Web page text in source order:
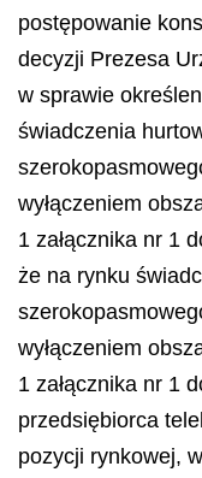
postępowanie
decyzji Prezesa
w sprawie
świadczenia
wyłączeniem
1 załącznika nr 1
że na rynku
wyłączeniem
1 załącznika nr 1
przedsiębiorca
pozycji rynkowej,